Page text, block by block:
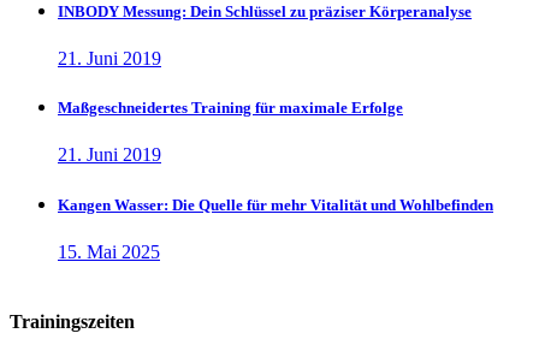
INBODY Messung: Dein Schlüssel zu präziser Körperanalyse
21. Juni 2019
Maßgeschneidertes Training für maximale Erfolge
21. Juni 2019
Kangen Wasser: Die Quelle für mehr Vitalität und Wohlbefinden
15. Mai 2025
Trainingszeiten